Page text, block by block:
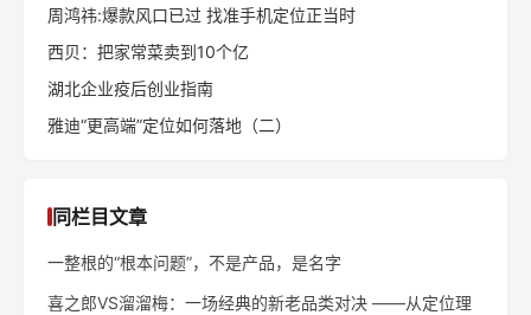
周鸿祎:爆款风口已过 找准手机定位正当时
西贝：把家常菜卖到10个亿
湖北企业疫后创业指南
雅迪“更高端”定位如何落地（二）
同栏目文章
一整根的“根本问题”，不是产品，是名字
喜之郎VS溜溜梅：一场经典的新老品类对决 ——从定位理